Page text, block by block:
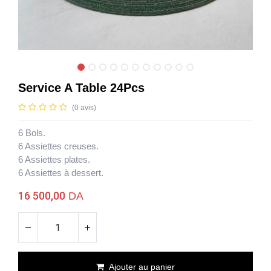
Service A Table 24Pcs
(0 avis)
6 Bols.
6 Assiettes creuses.
6 Assiettes plates.
6 Assiettes à dessert.
16 500,00 DA
Ajouter au panier